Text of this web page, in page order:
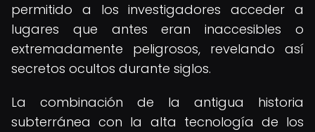
permitido a los investigadores acceder a
lugares que antes eran inaccesibles o
extremadamente peligrosos, revelando así
secretos ocultos durante siglos.
La combinación de la antigua historia
subterránea con la alta tecnología de los